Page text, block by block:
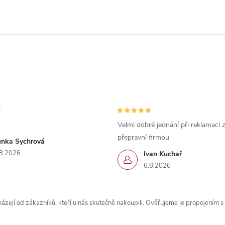
Sychrová
Ivan Kuchař
6.8.2026
Velmi dobré jednání při reklamaci
přepravní firmou
od zákazníků, kteří u nás skutečně nakoupili. Ověřujeme je propojením